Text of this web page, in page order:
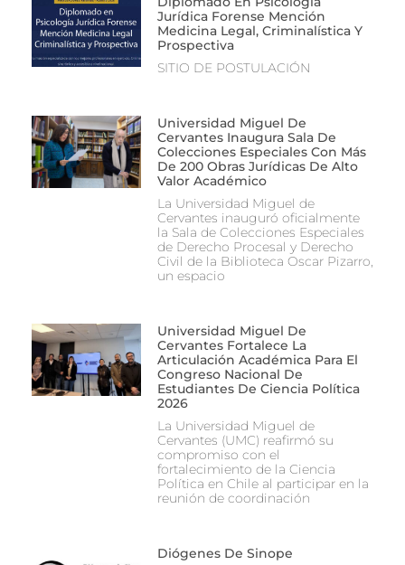
Jurídica Forense Mención
Medicina Legal, Criminalística Y
Prospectiva
SITIO DE POSTULACIÓN
Universidad Miguel De
Cervantes Inaugura Sala De
Colecciones Especiales Con Más
De 200 Obras Jurídicas De Alto
Valor Académico
La Universidad Miguel de
Cervantes inauguró oficialmente
la Sala de Colecciones Especiales
de Derecho Procesal y Derecho
Civil de la Biblioteca Oscar Pizarro,
un espacio
Universidad Miguel De
Cervantes Fortalece La
Articulación Académica Para El
Congreso Nacional De
Estudiantes De Ciencia Política
2026
La Universidad Miguel de
Cervantes (UMC) reafirmó su
compromiso con el
fortalecimiento de la Ciencia
Política en Chile al participar en la
reunión de coordinación
Diógenes De Sinope